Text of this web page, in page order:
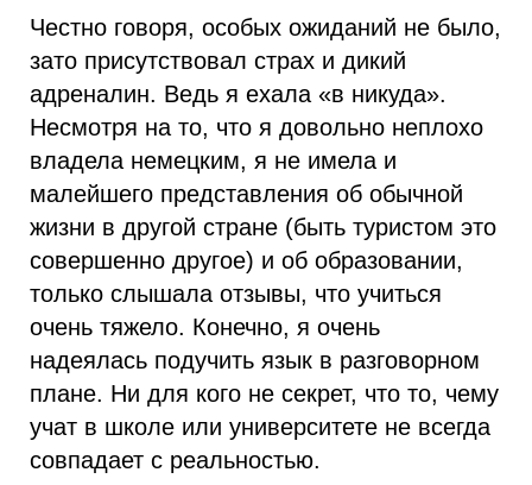
Честно говоря, особых ожиданий не было,
зато присутствовал страх и дикий
адреналин. Ведь я ехала «в никуда».
Несмотря на то, что я довольно неплохо
владела немецким, я не имела и
малейшего представления об обычной
жизни в другой стране (быть туристом это
совершенно другое) и об образовании,
только слышала отзывы, что учиться
очень тяжело. Конечно, я очень
надеялась подучить язык в разговорном
плане. Ни для кого не секрет, что то, чему
учат в школе или университете не всегда
совпадает с реальностью.